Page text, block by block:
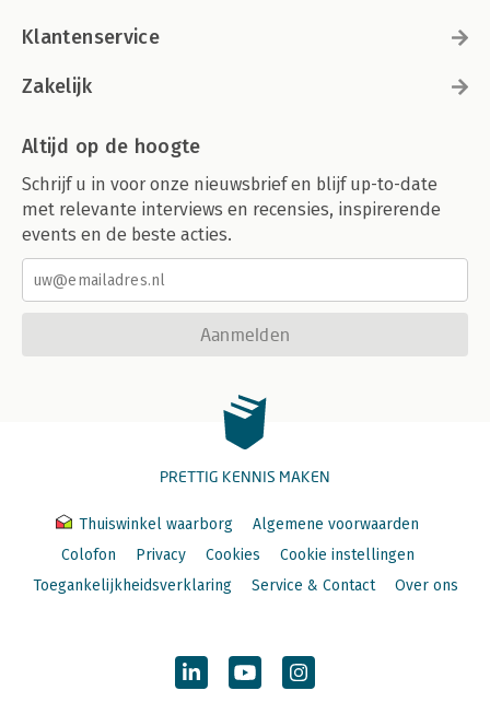
Klantenservice
Zakelijk
Altijd op de hoogte
Schrijf u in voor onze nieuwsbrief en blijf up-to-date
met relevante interviews en recensies, inspirerende
events en de beste acties.
Aanmelden
PRETTIG KENNIS MAKEN
Thuiswinkel waarborg
Algemene voorwaarden
Colofon
Privacy Cookies
Cookie instellingen
Toegankelijkheidsverklaring
Service & Contact Over ons